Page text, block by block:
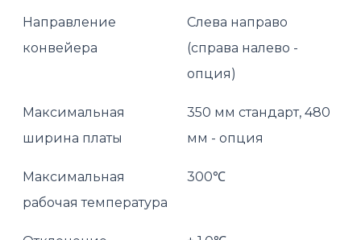
Направление
конвейера
Слева направо
(справа налево -
опция)
Максимальная
ширина платы
350 мм стандарт, 480
мм - опция
Максимальная
рабочая температура
300℃